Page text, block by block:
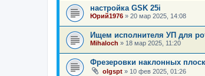
настройка GSK 25i
Юрий1976 » 20 мар 2025, 14:08
Ищем исполнителя УП для
Mihaloch » 18 мар 2025, 11:20
Фрезеровки наклонных
olgspt » 10 фев 2025, 01:26